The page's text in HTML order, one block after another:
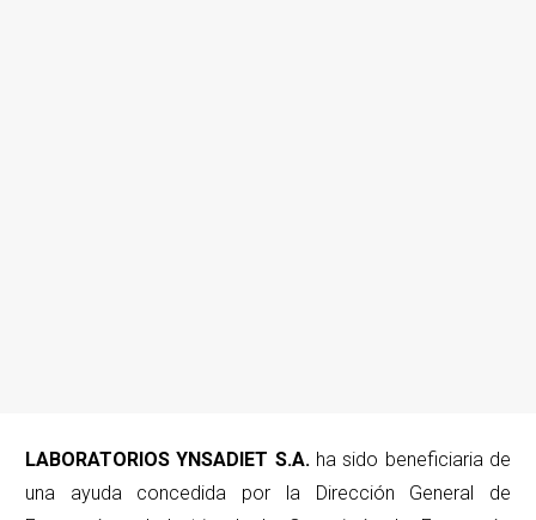
LABORATORIOS YNSADIET S.A. ha sido beneficiaria de
una ayuda concedida por la Dirección General de